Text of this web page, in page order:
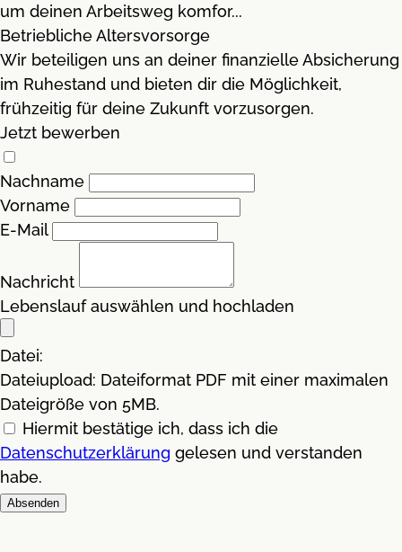
um deinen Arbeitsweg komfor...
Betriebliche Altersvorsorge
Wir beteiligen uns an deiner finanzielle Absicherung
im Ruhestand und bieten dir die Möglichkeit,
frühzeitig für deine Zukunft vorzusorgen.
Jetzt bewerben
Nachname
Vorname
E-Mail
Nachricht
Lebenslauf auswählen und hochladen
Datei:
Dateiupload: Dateiformat PDF mit einer maximalen
Dateigröße von 5MB.
Hiermit bestätige ich, dass ich die
Datenschutzerklärung gelesen und verstanden
habe.
Absenden